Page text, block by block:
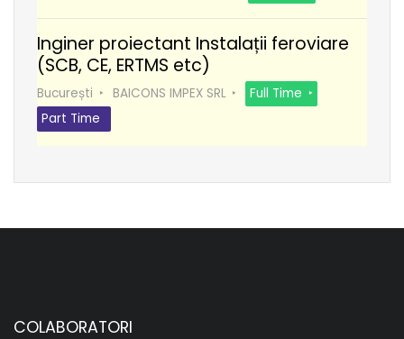
Inginer proiectant Instalații feroviare
(SCB, CE, ERTMS etc)
București BAICONS IMPEX SRL
Full Time
Part Time
COLABORATORI